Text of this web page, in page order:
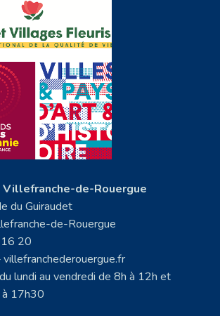
Villefranche-de-Rouergue
du Guiraudet
de-Rouergue
20
lundi au vendredi de 8h à 12h et
17h30